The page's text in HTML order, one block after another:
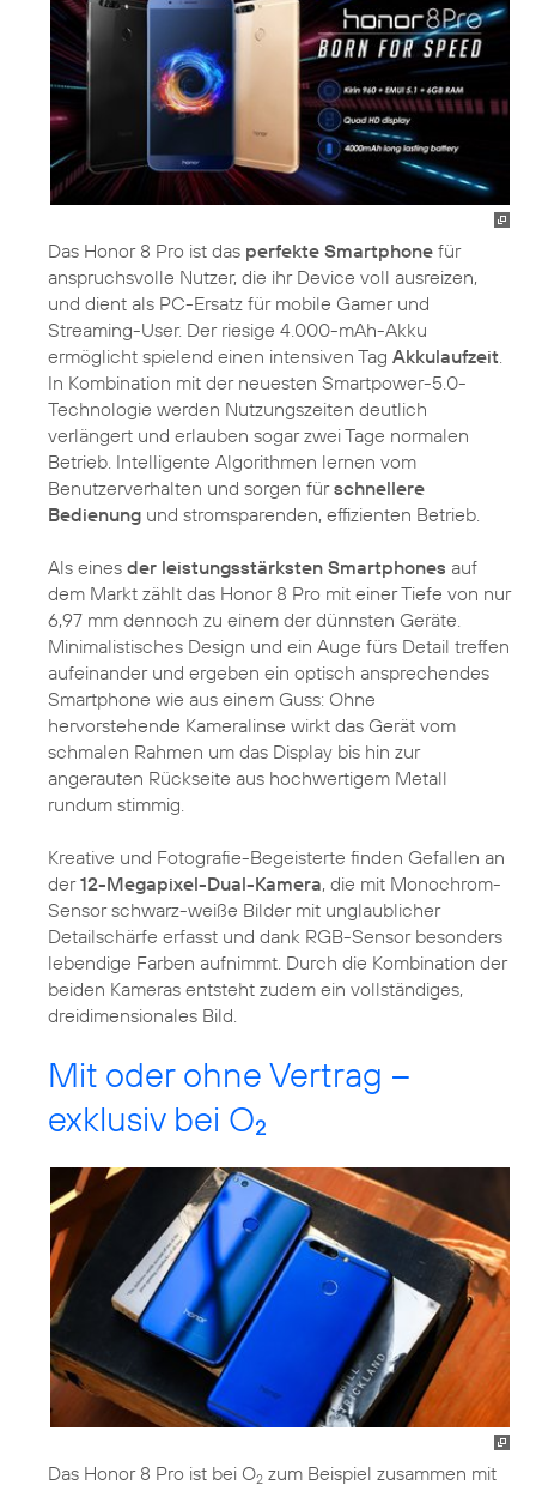
Das Honor 8 Pro ist das perfekte Smartphone für
anspruchsvolle Nutzer, die ihr Device voll ausreizen,
und dient als PC-Ersatz für mobile Gamer und
Streaming-User. Der riesige 4.000-mAh-Akku
ermöglicht spielend einen intensiven Tag Akkulaufzeit.
In Kombination mit der neuesten Smartpower-5.0-
Technologie werden Nutzungszeiten deutlich
verlängert und erlauben sogar zwei Tage normalen
Betrieb. Intelligente Algorithmen lernen vom
Benutzerverhalten und sorgen fürschnellere
Bedienung und stromsparenden, effizienten Betrieb.
Als eines der leistungsstärksten Smartphones auf
dem Markt zählt das Honor 8 Pro mit einer Tiefe von nur
6,97 mm dennoch zu einem der dünnsten Geräte.
Minimalistisches Design und ein Auge fürs Detail treffen
aufeinander und ergeben ein optisch ansprechendes
Smartphone wie aus einem Guss: Ohne
hervorstehende Kameralinse wirkt das Gerät vom
schmalen Rahmen um das Display bis hin zur
angerauten Rückseite aus hochwertigem Metall
rundum stimmig.
Kreative und Fotografie-Begeisterte finden Gefallen an
der12-Megapixel-Dual-Kamera, die mit Monochrom-
Sensor schwarz-weiße Bilder mit unglaublicher
Detailschärfe erfasst und dank RGB-Sensor besonders
lebendige Farben aufnimmt. Durch die Kombination der
beiden Kameras entsteht zudem ein vollständiges,
dreidimensionales Bild.
Mit oder ohne Vertrag –
exklusiv bei O2
Das Honor 8 Pro ist bei O2 zum Beispiel zusammen mit